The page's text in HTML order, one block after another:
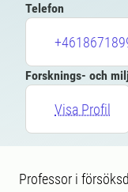
Telefon
Forsknings- och
Visa Profil
Professor i